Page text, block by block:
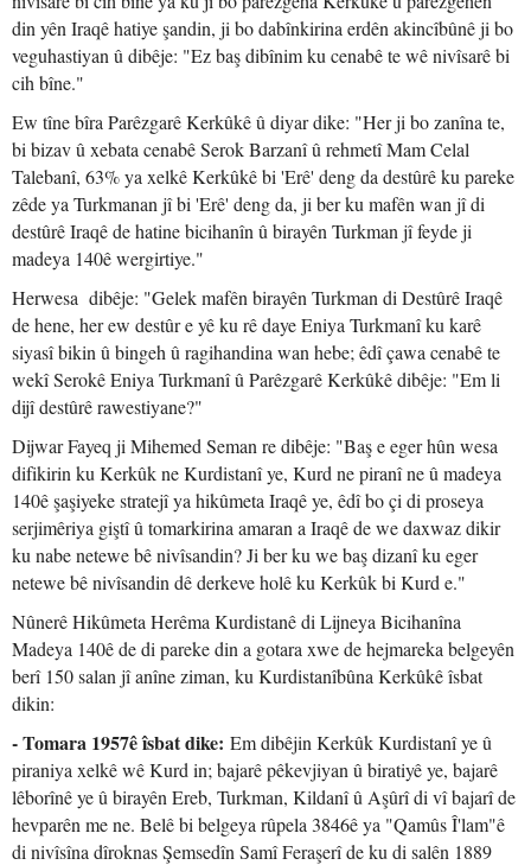
din yên Iraqê hatiye şandin, ji bo dabînkirina erdên akincîbûnê ji bo
veguhastiyan û dibêje: "Ez baş dibînim ku cenabê te wê nivîsarê bi
cih bîne."
Ew tîne bîra Parêzgarê Kerkûkê û diyar dike: "Her ji bo zanîna te,
bi bizav û xebata cenabê Serok Barzanî û rehmetî Mam Celal
Talebanî, 63% ya xelkê Kerkûkê bi 'Erê' deng da destûrê ku pareke
zêde ya Turkmanan jî bi 'Erê' deng da, ji ber ku mafên wan jî di
destûrê Iraqê de hatine bicihanîn û birayên Turkman jî feyde ji
madeya 140ê wergirtiye."
Herwesa dibêje: "Gelek mafên birayên Turkman di Destûrê Iraqê
de hene, her ew destûr e yê ku rê daye Eniya Turkmanî ku karê
siyasî bikin û bingeh û ragihandina wan hebe; êdî çawa cenabê te
wekî Serokê Eniya Turkmanî û Parêzgarê Kerkûkê dibêje: "Em li
dijî destûrê rawestiyane?"
Dijwar Fayeq ji Mihemed Seman re dibêje: "Baş e eger hûn wesa
difikirin ku Kerkûk ne Kurdistanî ye, Kurd ne piranî ne û madeya
140ê şaşiyeke stratejî ya hikûmeta Iraqê ye, êdî bo çi di proseya
serjimêriya giştî û tomarkirina amaran a Iraqê de we daxwaz dikir
ku nabe netewe bê nivîsandin? Ji ber ku we baş dizanî ku eger
netewe bê nivîsandin dê derkeve holê ku Kerkûk bi Kurd e."
Nûnerê Hikûmeta Herêma Kurdistanê di Lijneya Bicihanîna
Madeya 140ê de di pareke din a gotara xwe de hejmareka belgeyên
berî 150 salan jî anîne ziman, ku Kurdistanîbûna Kerkûkê îsbat
dikin:
- Tomara 1957ê îsbat dike: Em dibêjin Kerkûk Kurdistanî ye û
piraniya xelkê wê Kurd in; bajarê pêkevjiyan û biratiyê ye, bajarê
lêborînê ye û birayên Ereb, Turkman, Kildanî û Aşûrî di vî bajarî de
hevparên me ne. Belê bi belgeya rûpela 3846ê ya "Qamûs Î'lam"ê
di nivîsîna dîroknas Şemsedîn Samî Feraşerî de ku di salên 1889